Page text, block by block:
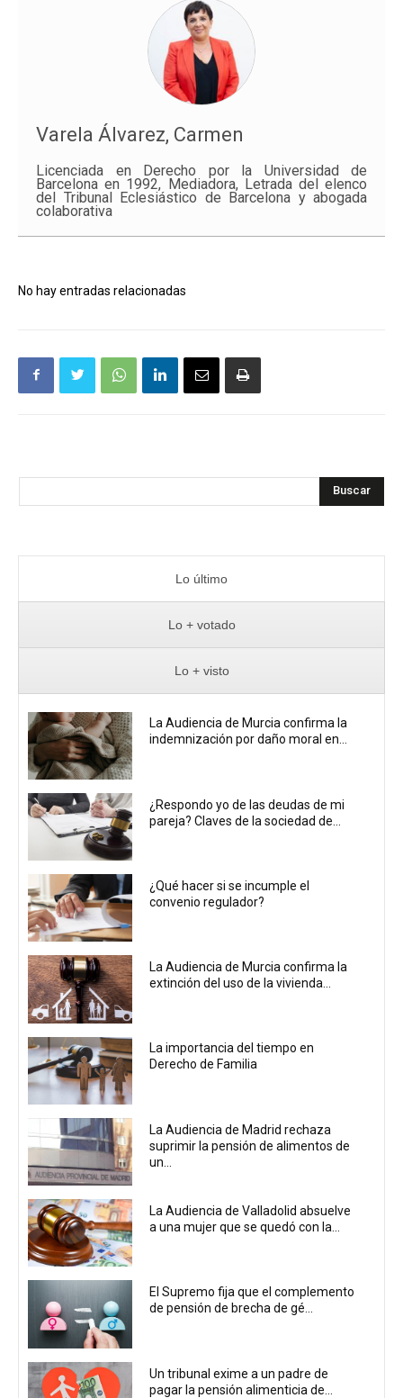
Varela Álvarez, Carmen
Licenciada en Derecho por la Universidad de
Barcelona en 1992, Mediadora, Letrada del elenco
del Tribunal Eclesiástico de Barcelona y abogada
colaborativa
No hay entradas relacionadas
Buscar
Lo último
Lo + votado
Lo + visto
La Audiencia de Murcia confirma la
indemnización por daño moral en...
¿Respondo yo de las deudas de mi
pareja? Claves de la sociedad de...
¿Qué hacer si se incumple el
convenio regulador?
La Audiencia de Murcia confirma la
extinción del uso de la vivienda...
La importancia del tiempo en
Derecho de Familia
La Audiencia de Madrid rechaza
suprimir la pensión de alimentos de
un...
La Audiencia de Valladolid absuelve
a una mujer que se quedó con la...
El Supremo fija que el complemento
de pensión de brecha de gé...
Un tribunal exime a un padre de
pagar la pensión alimenticia de...